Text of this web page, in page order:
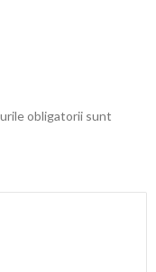
obligatorii sunt